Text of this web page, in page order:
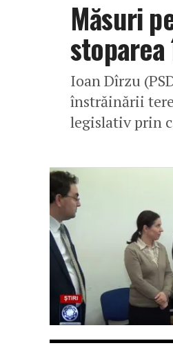
Măsuri
Ioan Dîrzu
înstrăinării
legislativ prin